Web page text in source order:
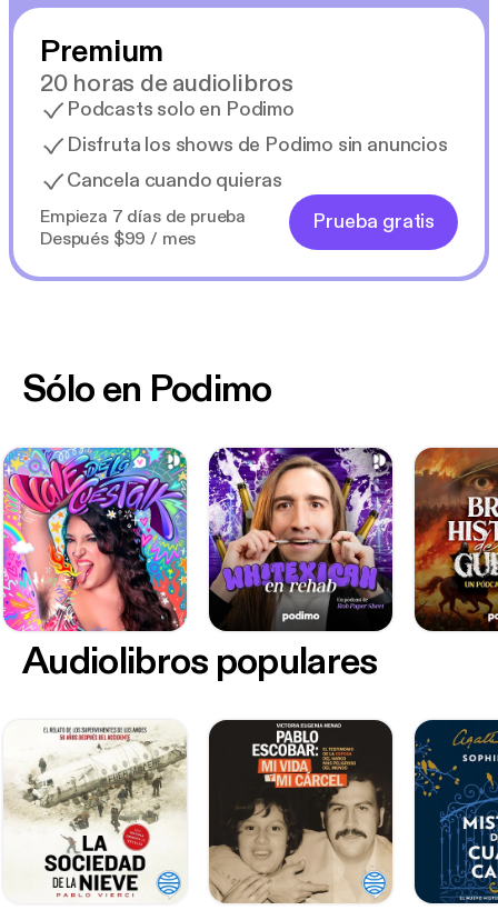
Premium
20 horas de audiolibros
Podcasts solo en Podimo
Disfruta los shows de Podimo sin anuncios
Cancela cuando quieras
Empieza 7 días de prueba
Después $99 / mes
Prueba gratis
Sólo en Podimo
Audiolibros populares